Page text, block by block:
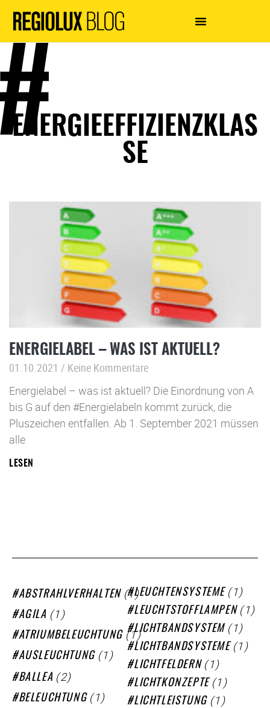
ENERGIEEFFIZIENZKLAS
SE
ENERGIELABEL – WAS IST AKTUELL?
01.10.2021
Keine Kommentare
Energielabel – was ist aktuell? Die Einordnung von A
bis G auf den #Energielabeln kommt zurück, die
Pluszeichen entfallen. Ab 1. September 2021 müssen
alle
LESEN
ABSTRAHLVERHALTEN (1)
AGILA (1)
ATRIUMBELEUCHTUNG (1)
AUSLEUCHTUNG (1)
BALLEA (2)
BELEUCHTUNG (1)
LEUCHTENSYSTEME (1)
LEUCHTSTOFFLAMPEN (1)
LICHTBANDSYSTEM (1)
LICHTBANDSYSTEME (1)
LICHTFELDERN (1)
LICHTKONZEPTE (1)
LICHTLEISTUNG (1)